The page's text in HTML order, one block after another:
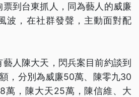
到台東抓人，同為藝人的威廉
波，在社群發聲，主動面對配
人陳大天，閃兵案目前約談到
，分別為威廉50萬、陳零九30
萬，陳大天25萬，陳信維、大